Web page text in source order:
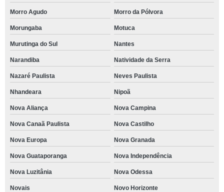
Morro Agudo Morro da Pólvora
Morungaba Motuca
Murutinga do Sul Nantes
Narandiba Natividade da Serra
Nazaré Paulista Neves Paulista
Nhandeara Nipoã
Nova Aliança Nova Campina
Nova Canaã Paulista Nova Castilho
Nova Europa Nova Granada
Nova Guataporanga Nova Independência
Nova Luzitânia Nova Odessa
Novais Novo Horizonte